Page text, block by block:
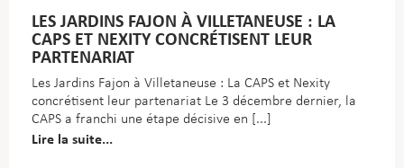
LES JARDINS FAJON À VILLETANEUSE : LA
CAPS ET NEXITY CONCRÉTISENT LEUR
PARTENARIAT
Les Jardins Fajon à Villetaneuse : La CAPS et Nexity
concrétisent leur partenariat Le 3 décembre dernier, la
CAPS a franchi une étape décisive en
Lire la suite...